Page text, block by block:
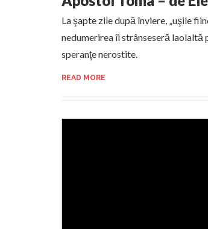
La şapte zile după înviere, „uşile
nedumerirea îi strânseseră laolaltă
speranţe nerostite.
READ MORE